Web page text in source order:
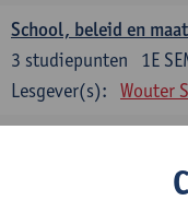
School, beleid en
1E
3 studiepunten
Lesgever(s):
Wouter
2E SEM
Aster